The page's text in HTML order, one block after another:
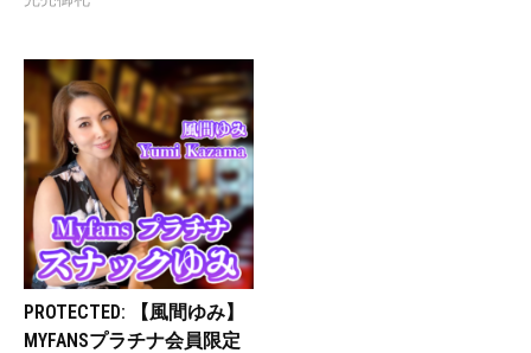
PROTECTED: 【風間ゆみ】
MYFANSプラチナ会員限定